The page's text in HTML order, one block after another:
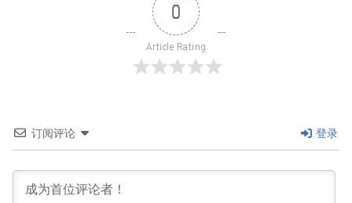
0
Article Rating
订阅评论 登录